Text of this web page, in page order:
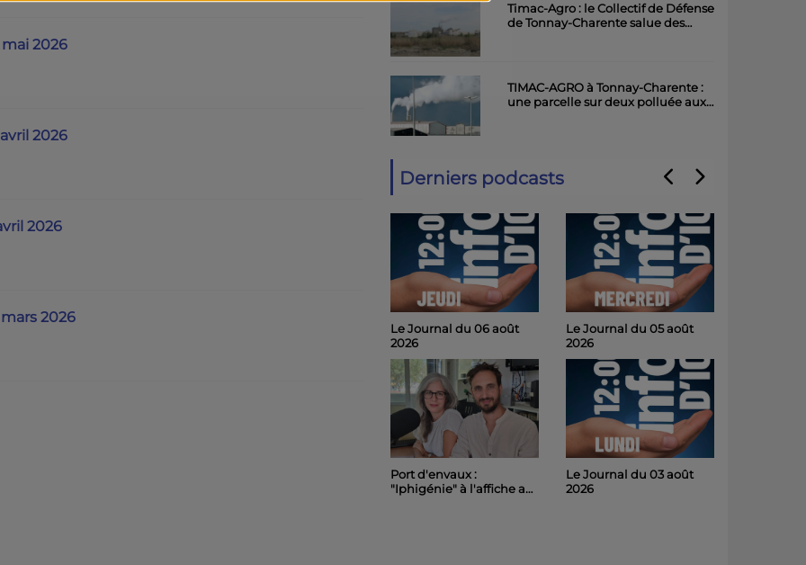
2026
2026
2026
2026
Timac-Agro : le Collectif de Défense
de Tonnay-Charente salue des
TIMAC-AGRO à Tonnay-Charente :
une parcelle sur deux polluée aux
Derniers podcasts
Le Journal du 06 août
2026
Port d'envaux :
"Iphigénie" à l'affiche au
Le Journal du 05 août
2026
Le Journal du 03 août
2026